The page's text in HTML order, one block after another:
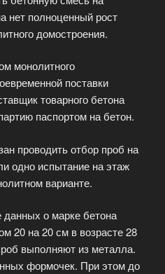
нет полноценный рост
домостроения.
монолитного
поставки
товарного бетона
паспортом на бетон.
проводить отбор проб на
одно испытание на этаж
варианте.
о марке бетона
20 на 20 см в возрасте 28
выполняют из металла.
формочек. При этом до